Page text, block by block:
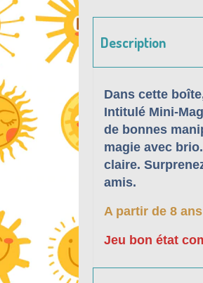
Description
Dans cette
Intitulé Mini-
de bonnes
magie avec
claire.
amis.
A partir de 8 ans
Jeu bon état